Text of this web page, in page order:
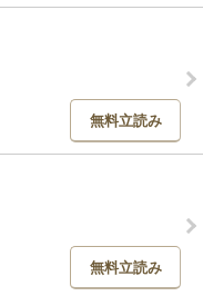
無料立読み
無料立読み